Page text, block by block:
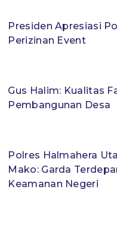
Presiden Apresiasi
Perizinan Event
Gus Halim: Kualitas
Pembangunan Desa
Polres Halmahera
Mako: Garda
Keamanan Negeri